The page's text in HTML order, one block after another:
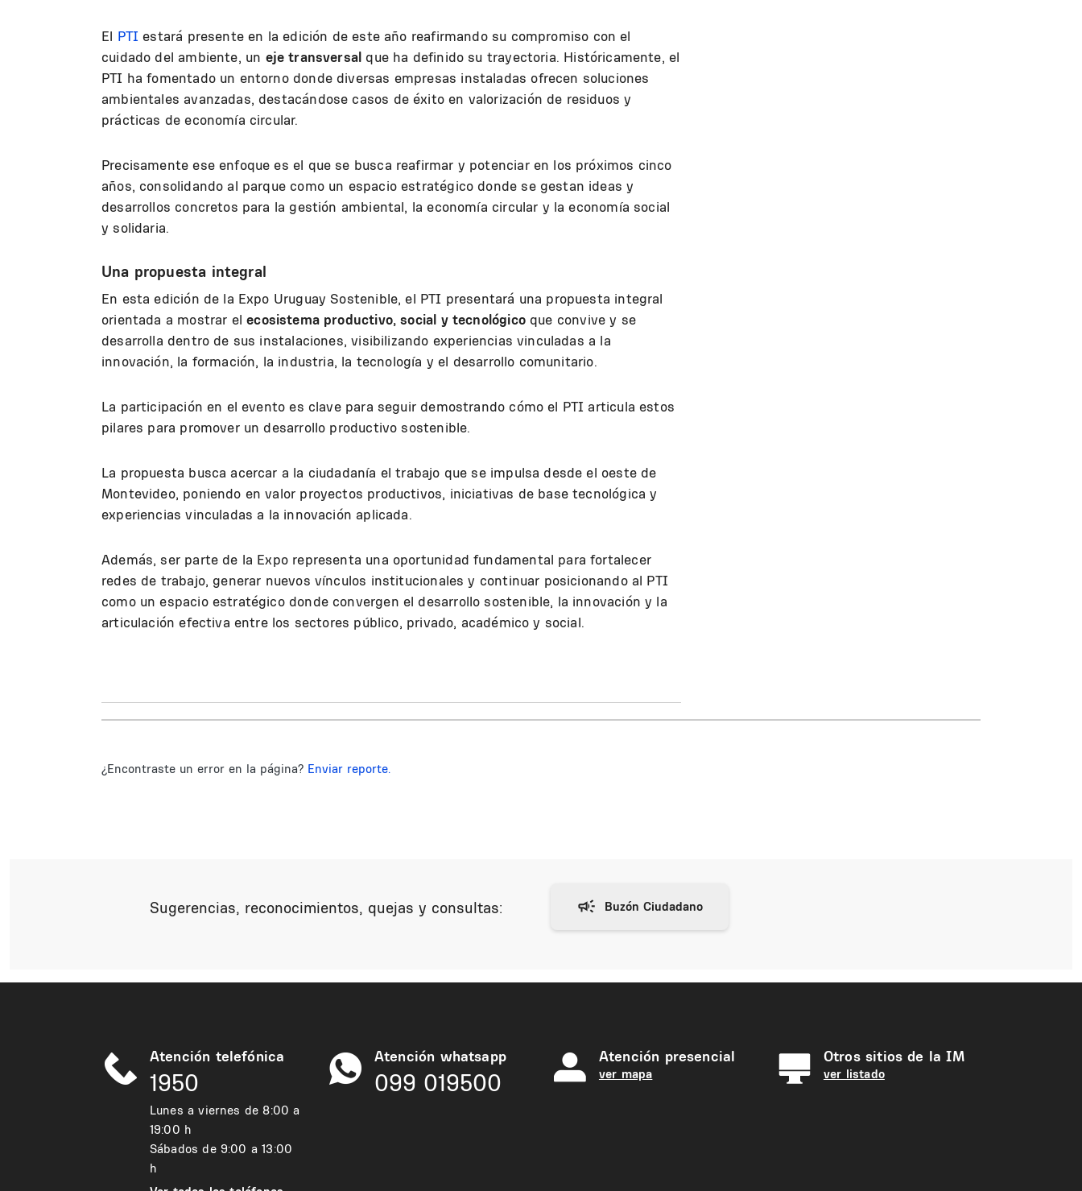
El PTI estará presente en la edición de este año reafirmando su compromiso con el
cuidado del ambiente, un eje transversal que ha definido su trayectoria. Históricamente, el
PTI ha fomentado un entorno donde diversas empresas instaladas ofrecen soluciones
ambientales avanzadas, destacándose casos de éxito en valorización de residuos y
prácticas de economía circular.
Precisamente ese enfoque es el que se busca reafirmar y potenciar en los próximos cinco
años, consolidando al parque como un espacio estratégico donde se gestan ideas y
desarrollos concretos para la gestión ambiental, la economía circular y la economía social
y solidaria.
Una propuesta integral
En esta edición de la Expo Uruguay Sostenible, el PTI presentará una propuesta integral
orientada a mostrar elecosistema productivo, social y tecnológicoque convive y se
desarrolla dentro de sus instalaciones, visibilizando experiencias vinculadas a la
innovación, la formación, la industria, la tecnología y el desarrollo comunitario.
La participación en el evento es clave para seguir demostrando cómo el PTI articula estos
pilares para promover un desarrollo productivo sostenible.
La propuesta busca acercar a la ciudadanía el trabajo que se impulsa desde el oeste de
Montevideo, poniendo en valor proyectos productivos, iniciativas de base tecnológica y
experiencias vinculadas a la innovación aplicada.
Además, ser parte de la Expo representa una oportunidad fundamental para fortalecer
redes de trabajo, generar nuevos vínculos institucionales y continuar posicionando al PTI
como un espacio estratégico donde convergen el desarrollo sostenible, la innovación y la
articulación efectiva entre los sectores público, privado, académico y social.
¿Encontraste un error en la página? Enviar reporte.
Sugerencias, reconocimientos, quejas y consultas:
Atención telefónica
1950
Lunes a viernes de 8:00 a
19:00 h
Sábados de 9:00 a 13:00
h
Atención whatsapp
099 019500
Atención presencial
ver mapa
Otros sitios de la IM
ver listado